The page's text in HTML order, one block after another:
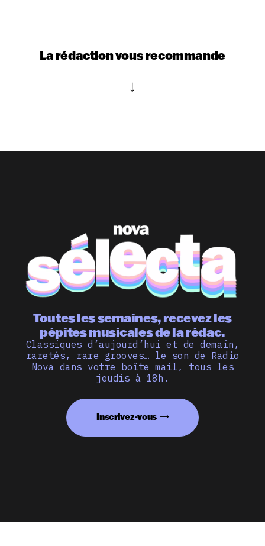
La rédaction vous recommande
Toutes les semaines, recevez les
pépites musicales de la rédac.
Classiques d’aujourd’hui et de demain,
raretés, rare grooves… le son de Radio
Nova dans votre boîte mail, tous les
jeudis à 18h.
Inscrivez-vous